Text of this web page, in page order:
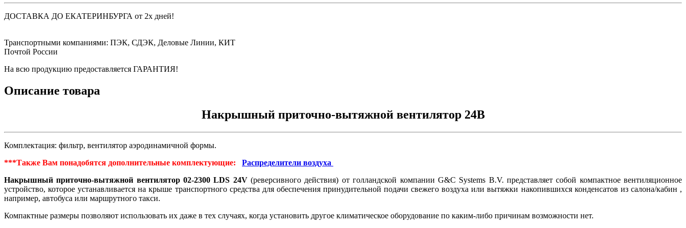
ДОСТАВКА ДО ЕКАТЕРИНБУРГА от 2х дней!
Транспортными компаниями: ПЭК, СДЭК, Деловые Линии, КИТ
Почтой России
На всю продукцию предоставляется ГАРАНТИЯ!
Описание товара
Накрышный приточно-вытяжной вентилятор 24В
Комплектация: фильтр, вентилятор аэродинамичной формы.
***Также Вам понадобятся дополнительные комплектующие:
Распределители воздуха
Накрышный приточно-вытяжной вентилятор 02-2300 LDS 24V(реверсивного действия) от голландской компании G&C Systems B.V. представляет собой компактное вентиляционное
устройство, которое устанавливается на крыше транспортного средства для обеспечения принудительной подачи свежего воздуха или вытяжки накопившихся конденсатов из салона/кабин ,
например, автобуса или маршрутного такси.
Компактные размеры позволяют использовать их даже в тех случаях, когда установить другое климатическое оборудование по каким-либо причинам возможности нет.